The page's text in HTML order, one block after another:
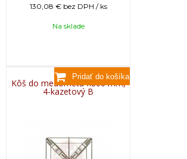
130,08 € bez DPH / ks
Na sklade
Kôš do medometu fi800 mm,
4-kazetový B